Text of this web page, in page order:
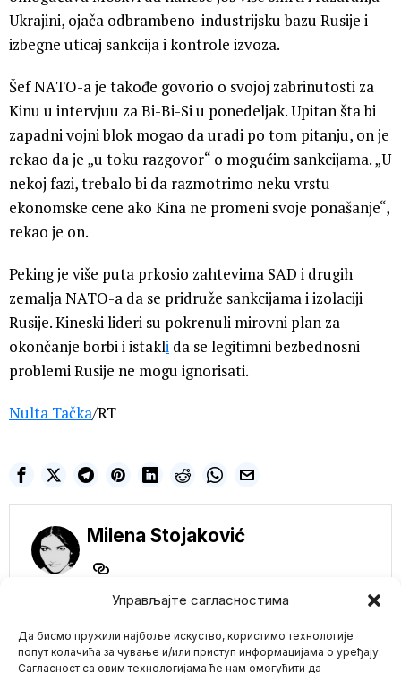
Управљајте сагласностима
Да бисмо пружили најбоље искуство, користимо технологије
попут колачића за чување и/или приступ информацијама о уређају.
Сагласност са овим технологијама ће нам омогућити да
Ukrajini, ojača odbrambeno-industrijsku bazu Rusije i
izbegne uticaj sankcija i kontrole izvoza.
Šef NATO-a je takođe govorio o svojoj zabrinutosti za
Kinu u intervjuu za Bi-Bi-Si u ponedeljak. Upitan šta bi
zapadni vojni blok mogao da uradi po tom pitanju, on je
rekao da je „u toku razgovor“ o mogućim sankcijama. „U
nekoj fazi, trebalo bi da razmotrimo neku vrstu
ekonomske cene ako Kina ne promeni svoje ponašanje“,
rekao je on.
Peking je više puta prkosio zahtevima SAD i drugih
zemalja NATO-a da se pridruže sankcijama i izolaciji
Rusije. Kineski lideri su pokrenuli mirovni plan za
okončanje borbi i istakli da se legitimni bezbednosni
problemi Rusije ne mogu ignorisati.
Nulta Tačka/RT
Milena Stojaković
NE PROPUSTITE
Stoltenberg: Ukrajina